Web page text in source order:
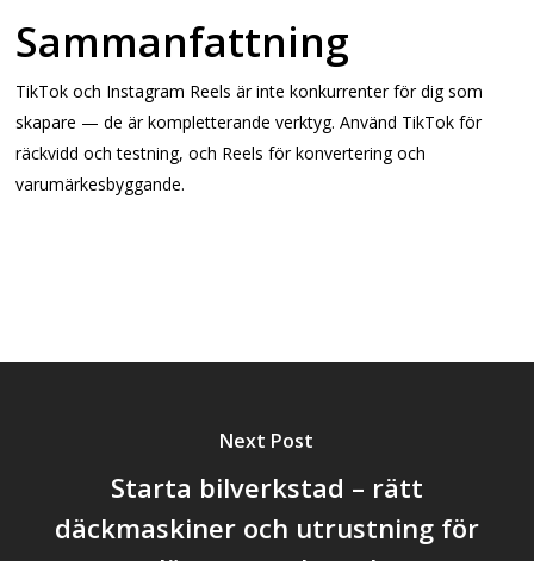
Sammanfattning
TikTok och Instagram Reels är inte konkurrenter för dig som
skapare — de är kompletterande verktyg. Använd TikTok för
räckvidd och testning, och Reels för konvertering och
varumärkesbyggande.
Next Post
Starta bilverkstad – rätt
däckmaskiner och utrustning för